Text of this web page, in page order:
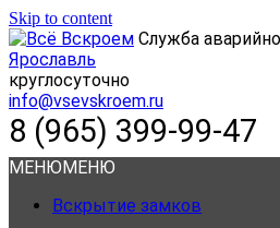
Skip to content
Служба
Ярославль
круглосуточно
info@vsevskroem.ru
8 (965) 399-99-47
МЕНЮМЕНЮ
Вскрытие замков